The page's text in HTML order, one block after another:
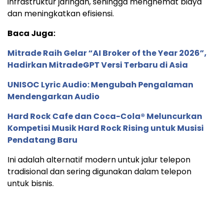
dan meningkatkan efisiensi.
Baca Juga:
Mitrade Raih Gelar “AI Broker of the Year 2026”,
Hadirkan MitradeGPT Versi Terbaru di Asia
UNISOC Lyric Audio: Mengubah Pengalaman
Mendengarkan Audio
Hard Rock Cafe dan Coca-Cola® Meluncurkan
Kompetisi Musik Hard Rock Rising untuk Musisi
Pendatang Baru
Ini adalah alternatif modern untuk jalur telepon
tradisional dan sering digunakan dalam telepon
untuk bisnis.